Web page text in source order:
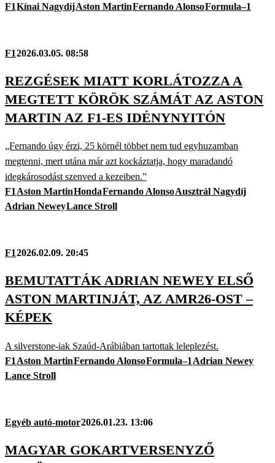
F1Kínai NagydíjAston MartinFernando AlonsoFormula–1
F12026.03.05. 08:58
REZGÉSEK MIATT KORLÁTOZZA A
MEGTETT KÖRÖK SZÁMÁT AZ ASTON
MARTIN AZ F1-ES IDÉNYNYITÓN
„Fernando úgy érzi, 25 körnél többet nem tud egyhuzamban
megtenni, mert utána már azt kockáztatja, hogy maradandó
idegkárosodást szenved a kezeiben.”
F1 Aston MartinHondaFernando AlonsoAusztrál Nagydíj
Adrian NeweyLance Stroll
F12026.02.09. 20:45
BEMUTATTÁK ADRIAN NEWEY ELSŐ
ASTON MARTINJÁT, AZ AMR26-OST –
KÉPEK
A silverstone-iak Szaúd-Arábiában tartottak leleplezést.
F1 Aston MartinFernando AlonsoFormula–1 Adrian Newey
Lance Stroll
Egyéb autó-motor2026.01.23. 13:06
MAGYAR GOKARTVERSENYZŐ